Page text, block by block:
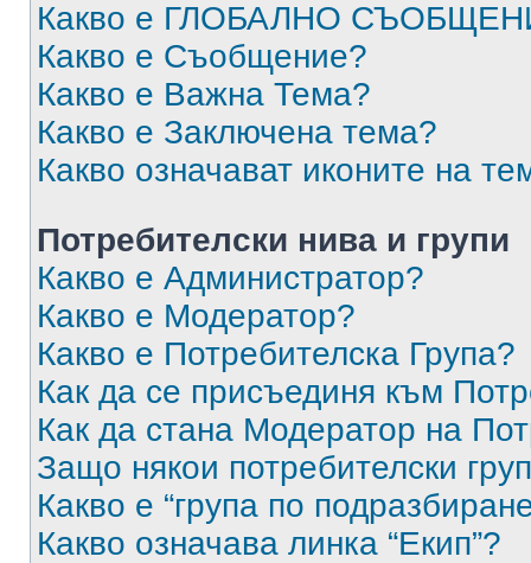
Какво е ГЛОБАЛНО
Какво е Съобщение?
Какво е Важна Тема?
Какво е Заключена тема?
Какво означават иконите на
Потребителски нива и групи
Какво е Администратор?
Какво е Модератор?
Какво е Потребителска Група?
Как да се присъединя към
Как да стана Модератор на
Защо някои потребителски
Какво е “група по
Какво означава линка “Екип”?